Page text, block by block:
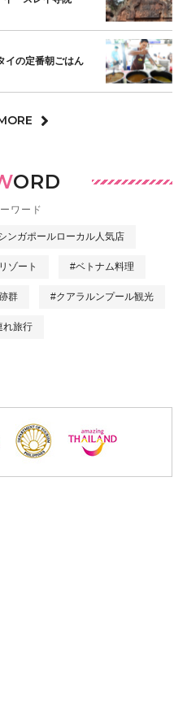
イの定番朝ごはん
ORD
ワード
ンガポールローカル人気店
ゾート #ベトナム料理
群 #クアラルンプール観光
れ旅行